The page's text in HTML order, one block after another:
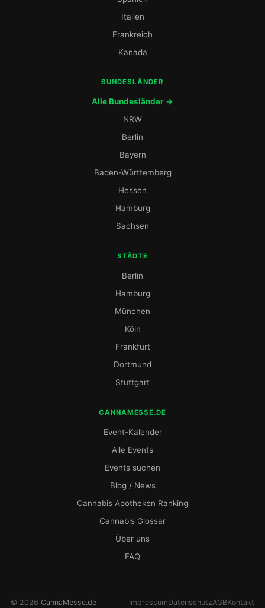
Italien
Frankreich
Kanada
BUNDESLÄNDER
Alle Bundesländer →
NRW
Berlin
Bayern
Baden-Württemberg
Hessen
Hamburg
Sachsen
STÄDTE
Berlin
Hamburg
München
Köln
Frankfurt
Dortmund
Stuttgart
CANNAMESSE.DE
Event-Kalender
Alle Events
Events suchen
Blog / News
Cannabis Apotheken Ranking
Cannabis Glossar
Über uns
FAQ
© 2026 CannaMesse.de ImpressumDatenschutzAGBKontakt